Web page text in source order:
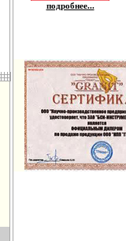
подробнее...